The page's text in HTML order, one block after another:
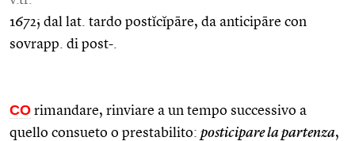
1672; dal lat. tardo postĭcĭpāre, da anticipāre con
sovrapp. di post-.
CO rimandare, rinviare a un tempo successivo a
quello consueto o prestabilito: posticipare la partenza,